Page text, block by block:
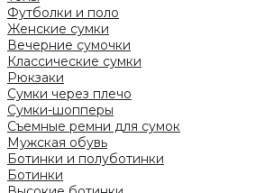
Футболки и поло
Женские сумки
Вечерние сумочки
Классические сумки
Рюкзаки
Сумки через плечо
Сумки-шопперы
Съемные ремни для сумок
Мужская обувь
Ботинки и полуботинки
Ботинки